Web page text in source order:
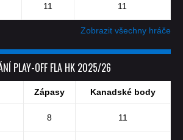
11 11
Zobrazit všechny hráče
PLAY-OFF FLA HK 2025/26
Zápasy Kanadské body
8 11